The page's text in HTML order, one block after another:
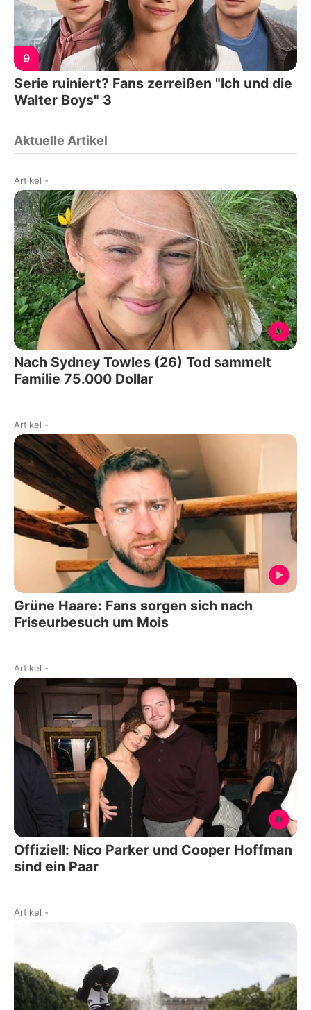
9
Serie ruiniert? Fans zerreißen "Ich und die
Walter Boys" 3
Aktuelle Artikel
Artikel -
Nach Sydney Towles (26) Tod sammelt
Familie 75.000 Dollar
Artikel -
Grüne Haare: Fans sorgen sich nach
Friseurbesuch um Mois
Artikel -
Offiziell: Nico Parker und Cooper Hoffman
sind ein Paar
Artikel -